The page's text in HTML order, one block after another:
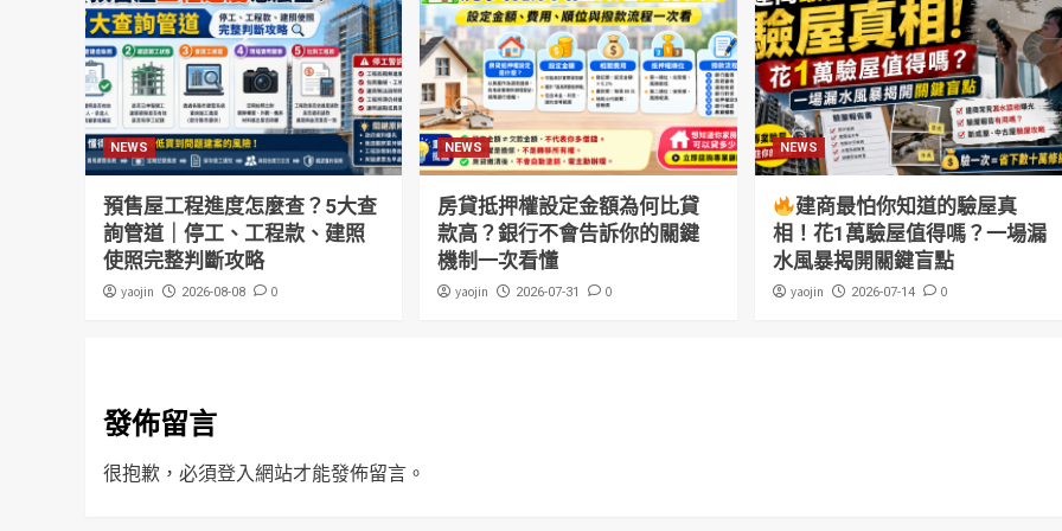
NEWS
預售屋工程進度怎麼查？5大查
詢管道｜停工、工程款、建照
使照完整判斷攻略
yaojin 2026-08-08 0
NEWS
房貸抵押權設定金額為何比貸
款高？銀行不會告訴你的關鍵
機制一次看懂
yaojin 2026-07-31 0
NEWS
建商最怕你知道的驗屋真
相！花1萬驗屋值得嗎？一場漏
水風暴揭開關鍵盲點
yaojin 2026-07-14 0
發佈留言
很抱歉，必須登入網站才能發佈留言。